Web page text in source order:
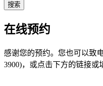
在线预约
感谢您的预约。您也可以致
3900)，或点击下方的链接或